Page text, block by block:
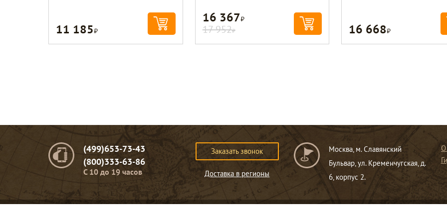
11 185Р
16 367Р
17 952Р 16 668Р
(499)653-73-43
(800)333-63-86
C 10 до 19 часов
Заказать звонок
Доставка в регионы
Москва, м. Славянский
Бульвар, ул. Кременчугская, д.
6, корпус 2.
О